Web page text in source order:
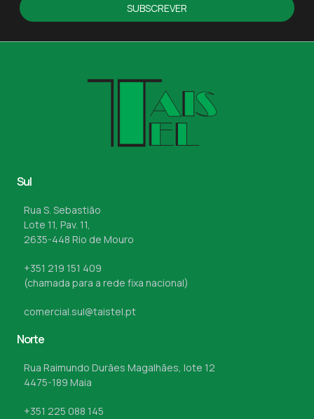
SUBSCREVER
Sul
Rua S. Sebastião
Lote 11, Pav. 11,
2635-448 Rio de Mouro
+351 219 151 409
(chamada para a rede fixa nacional)
comercial.sul@taistel.pt
Norte
Rua Raimundo Durães Magalhães, lote 12
4475-189 Maia
+351 225 088 145